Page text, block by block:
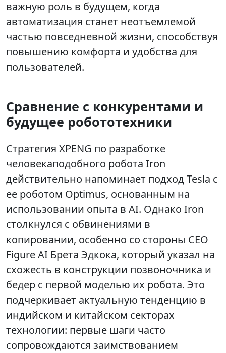
важную роль в будущем, когда
автоматизация станет неотъемлемой
частью повседневной жизни, способствуя
повышению комфорта и удобства для
пользователей.
Сравнение с конкурентами и
будущее робототехники
Стратегия XPENG по разработке
человекаподобного робота Iron
действительно напоминает подход Tesla с
ее роботом Optimus, основанным на
использовании опыта в AI. Однако Iron
столкнулся с обвинениями в
копировании, особенно со стороны CEO
Figure AI Брета Эдкока, который указал на
схожесть в конструкции позвоночника и
бедер с первой моделью их робота. Это
подчеркивает актуальную тенденцию в
индийском и китайском секторах
технологии: первые шаги часто
сопровождаются заимствованием